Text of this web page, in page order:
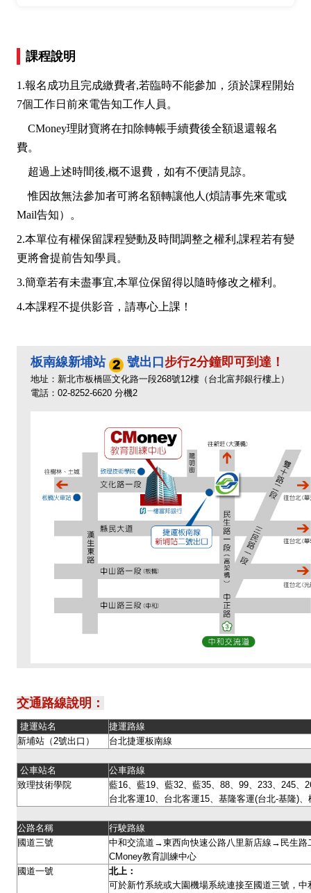
課程說明
1.報名成功且完成繳費者,若臨時不能參加，須於課程開始
7個工作日前來電告知工作人員。
CMoney理財寶將在扣除轉帳手續費後全額退還報名
費。
超過上述時間後,概不退費，如有不便請見諒。
惟因故無法參加者可將名額轉讓他人(煩請事先來電或
Mail告知）。
2.本單位有權保留課程變動及時間調整之權利,課程若有變
更將會提前告知學員。
3.簡章若有未盡事宜,本單位保留得以隨時修改之權利。
4.本課程不提供影音，請專心上課！
板南線新埔站 號出口 步行2分鐘即可到達！
地址：新北市板橋區文化路一段268號12樓（台北富邦銀行樓上）
電話：02-8252-6620 分機2
交通路線說明：
捷運站名
捷運路線
新埔站（2號出口）
台北捷運板南線
公車站名
公車路線
致理技術學院
藍16、藍19、藍32、藍35、88、99、233、245、
台北客運10、台北客運15、基隆客運(台北-基隆)
公路名稱
行駛路線
國道三號
中和交流道→東西向快速公路八里新店線→民生
CMoney教育訓練中心
國道一號
北上：
可於新竹系統或大園機場系統連接至國道三號，